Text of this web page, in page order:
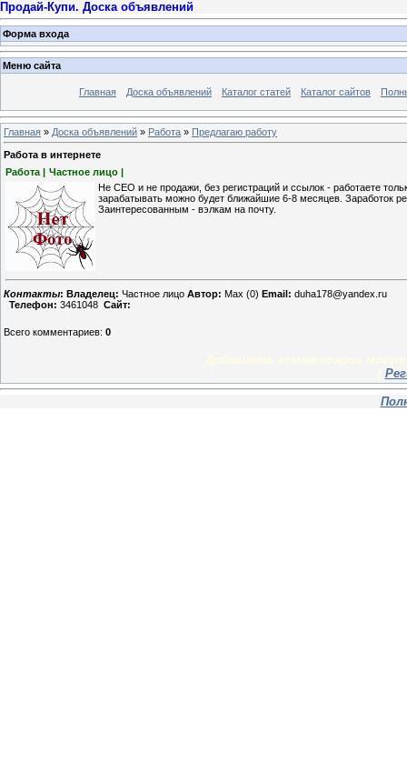
Продай-Купи. Доска объявлений
Форма входа
Меню сайта
Главная Доска объявлений Каталог статей Каталог сайтов
Главная » Доска объявлений » Работа » Предлагаю работу
Работа в интернете
Работа | Частное лицо |
Не СЕО и не продажи, без регистраций и ссылок - работаете
зарабатывать можно будет ближайшие 6-8 месяцев. Заработок
Заинтересованным - вэлкам на почту.
Контакты: Владелец: Частное лицо Автор: Max (0) Email: duha178@yandex.ru
Телефон: 3461048 Сайт:
Всего комментариев: 0